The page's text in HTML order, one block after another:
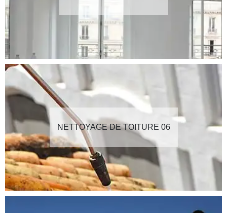
NETTOYAGE DE TOITURE 06